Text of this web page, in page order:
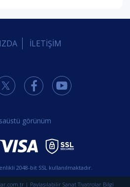
İLETİŞİM
görünüm
2048-bit SSL kullanılmaktadır.
| Paylaşılabilir Sanat Tiyatrolar Bilgi